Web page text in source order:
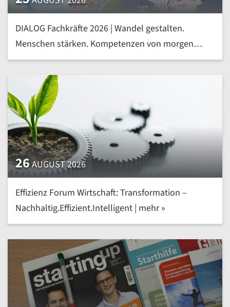
DIALOG Fachkräfte 2026 | Wandel gestalten.
Menschen stärken. Kompetenzen von morgen
heute entwickeln | mehr »
26AUGUST 2026
Effizienz Forum Wirtschaft: Transformation –
Nachhaltig.Effizient.Intelligent | mehr »